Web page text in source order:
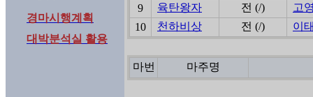
경마시행계획
대박분석실 활용
9
육탄왕자 전 (/)
고
10
천하비상 전 (/) 이
마번 마주명